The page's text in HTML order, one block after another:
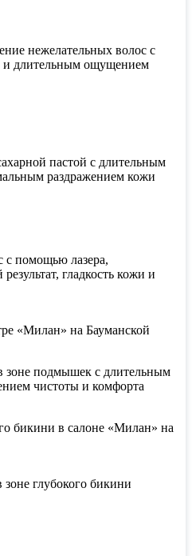
нежелательных волос с
и длительным ощущением
пастой с длительным
раздражением кожи
с помощью лазера,
гладкость кожи и
«Милан» на Бауманской
зоне подмышек с длительным
чистоты и комфорта
бикини в салоне «Милан» на
глубокого бикини